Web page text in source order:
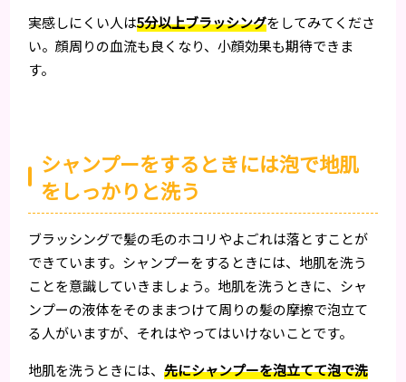
実感しにくい人は5分以上ブラッシングをしてみてくださ
い。顔周りの血流も良くなり、小顔効果も期待できま
す。
シャンプーをするときには泡で地肌
をしっかりと洗う
ブラッシングで髪の毛のホコリやよごれは落とすことが
できています。シャンプーをするときには、地肌を洗う
ことを意識していきましょう。地肌を洗うときに、シャ
ンプーの液体をそのままつけて周りの髪の摩擦で泡立て
る人がいますが、それはやってはいけないことです。
地肌を洗うときには、先にシャンプーを泡立てて泡で洗